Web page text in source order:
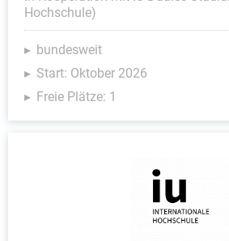
Hochschule)
bundesweit
Start: Oktober 2026
Freie Plätze: 1